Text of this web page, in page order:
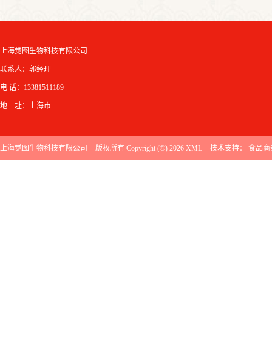
上海觉图生物科技有限公司
联系人：郭经理
电 话：13381511189
地 址：上海市
上海觉图生物科技有限公司 版权所有 Copyright (©) 2026 XML 技术支持： 食品商